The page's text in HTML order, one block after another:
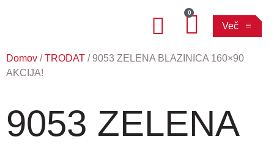
0
Več
Domov /TRODAT / 9053 ZELENA BLAZINICA 160×90
AKCIJA!
9053 ZELENA